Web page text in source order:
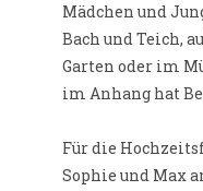
Mädchen und
Bach und Teich,
Garten oder im
im Anhang hat
Für die
Sophie und Max